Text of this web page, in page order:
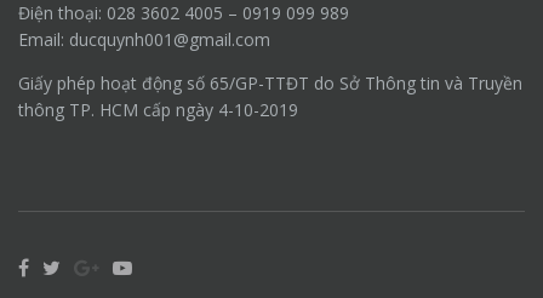
Điện thoại: 028 3602 4005 – 0919 099 989
Email: ducquynh001@gmail.com
Giấy phép hoạt động số 65/GP-TTĐT do Sở Thông tin và Truyền
thông TP. HCM cấp ngày 4-10-2019